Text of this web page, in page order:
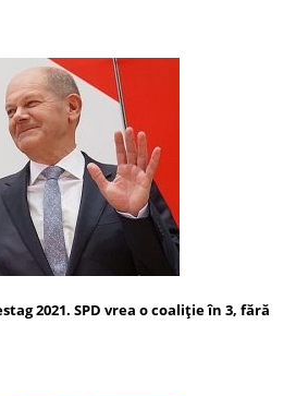
2021. SPD vrea o coaliție în 3, fără